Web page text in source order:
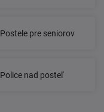
Postele pre seniorov
Police nad posteľ